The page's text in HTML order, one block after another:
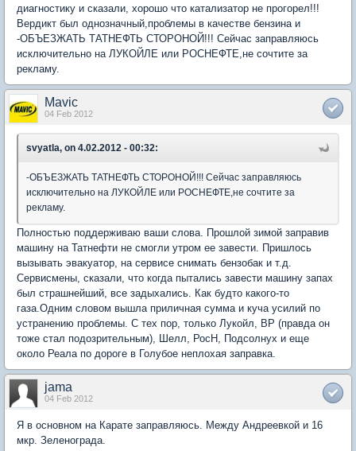
диагностику и сказали, хорошо что катализатор не прогорел!!!
Вердикт был однозначный,проблемы в качестве бензина и
-ОБЪЕЗЖАТЬ ТАТНЕФТЬ СТОРОНОЙ!!! Сейчас заправляюсь
исключительно на ЛУКОЙЛЕ или РОСНЕФТЕ,не сочтите за
рекламу.
Mavic
04 Feb 2012
svyatla, on 4.02.2012 - 00:32:
-ОБЪЕЗЖАТЬ ТАТНЕФТЬ СТОРОНОЙ!!! Сейчас заправляюсь
исключительно на ЛУКОЙЛЕ или РОСНЕФТЕ,не сочтите за
рекламу.
Полностью поддерживаю ваши слова. Прошлой зимой заправив
машину на Татнефти не смогли утром ее завести. Пришлось
вызывать эвакуатор, на сервисе снимать бензобак и т.д.
Сервисмены, сказали, что когда пытались завести машину запах
был страшнейший, все задыхались. Как будто какого-то
газа.Одним словом вышла приличная сумма и куча усилий по
устранению проблемы. С тех пор, только Лукойл, BP (правда он
тоже стал подозрительным), Шелл, РосН, Подсолнух и еще
около Реала по дороге в Голубое неплохая заправка.
jama
04 Feb 2012
Я в основном на Карате заправляюсь. Между Андреевкой и 16
мкр. Зеленограда.